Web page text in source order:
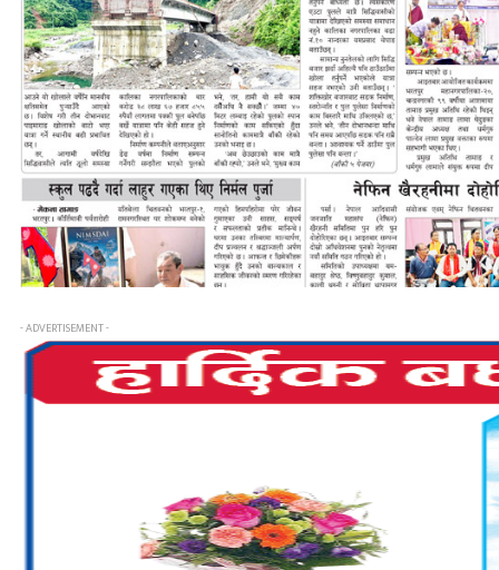
- ADVERTISEMENT -